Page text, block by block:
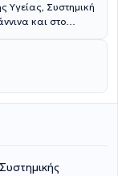
Υγείας, Συστημική
και στο
Κε.Συ.Θε.Σ. στα
E.F.T.A.. Είναι
και Ανθρωπίνων
την Εταιρία
στο
εκπαιδεύσεις
της EFTA